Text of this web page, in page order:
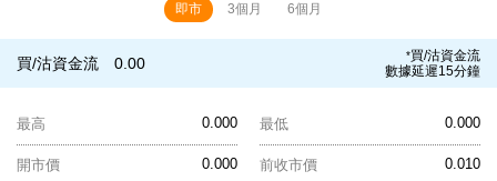
即市 3個月 6個月
買/沽資金流 0.00 *買/沽資金流
數據延遲15分鐘
0.000
最高 0.000
最低
0.000
開市價 0.010
前收市價